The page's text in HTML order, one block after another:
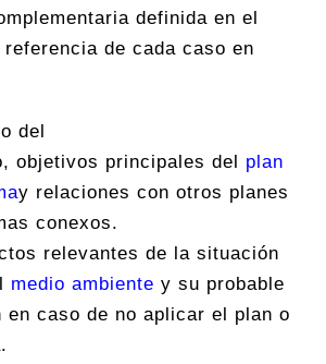
definida en el
referencia de cada caso en
del
objetivos principales del plan
y relaciones con otros planes
conexos.
relevantes de la situación
medio ambiente y su probable
en caso de no aplicar el plan o